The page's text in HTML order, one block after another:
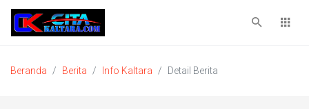
Beranda Berita Info Kaltara Detail Berita